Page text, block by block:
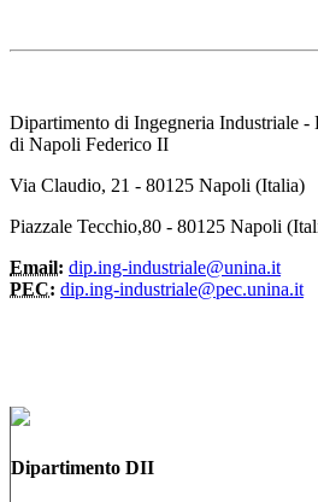
Dipartimento di Ingegneria Industriale
di Napoli Federico II
Via Claudio, 21 - 80125 Napoli (Italia)
Piazzale Tecchio,80 - 80125 Napoli
Email: dip.ing-industriale@unina.it
PEC: dip.ing-industriale@pec.unina.it
Dipartimento DII